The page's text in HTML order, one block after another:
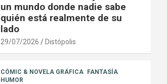
un mundo donde nadie sabe
quién está realmente de su
lado
29/07/2026 Distópolis
CÓMIC & NOVELA GRÁFICA
FANTASÍA
HUMOR